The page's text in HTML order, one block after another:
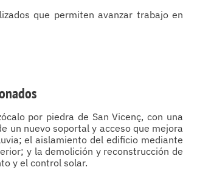
que permiten avanzar trabajo en
por piedra de San Vicenç, con una
un nuevo soportal y acceso que mejora
el aislamiento del edificio mediante
y la demolición y reconstrucción de
y el control solar.